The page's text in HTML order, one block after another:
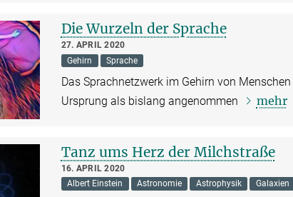
Die Wurzeln der Sprache
27. APRIL 2020
Gehirn
Sprache
Das Sprachnetzwerk im Gehirn von
Ursprung als bislang angenommen
mehr
Tanz ums Herz der Milchstraße
16. APRIL 2020
Albert Einstein
Astronomie Astrophysik Galaxien